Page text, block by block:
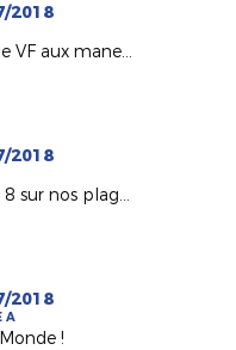
2018
Clubs : La Roche VF aux manettes de FC Nantes / OM
2018
Le FFF Tour 2018 sur nos plages !
2018
A
!